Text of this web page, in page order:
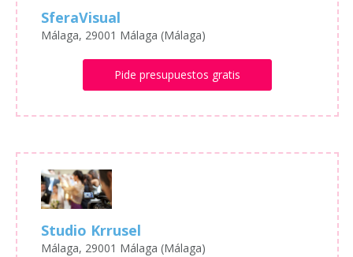
SferaVisual
Málaga, 29001 Málaga (Málaga)
Pide presupuestos gratis
Studio Krrusel
Málaga, 29001 Málaga (Málaga)